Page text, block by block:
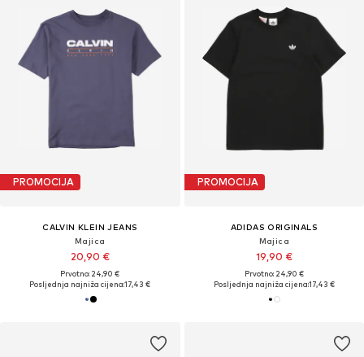
PROMOCIJA
CALVIN KLEIN JEANS
Majica
20,90 €
Prvotno: 24,90 €
Posljednja najniža cijena:17,43 €
PROMOCIJA
ADIDAS ORIGINALS
Majica
19,90 €
Prvotno: 24,90 €
Posljednja najniža cijena:17,43 €